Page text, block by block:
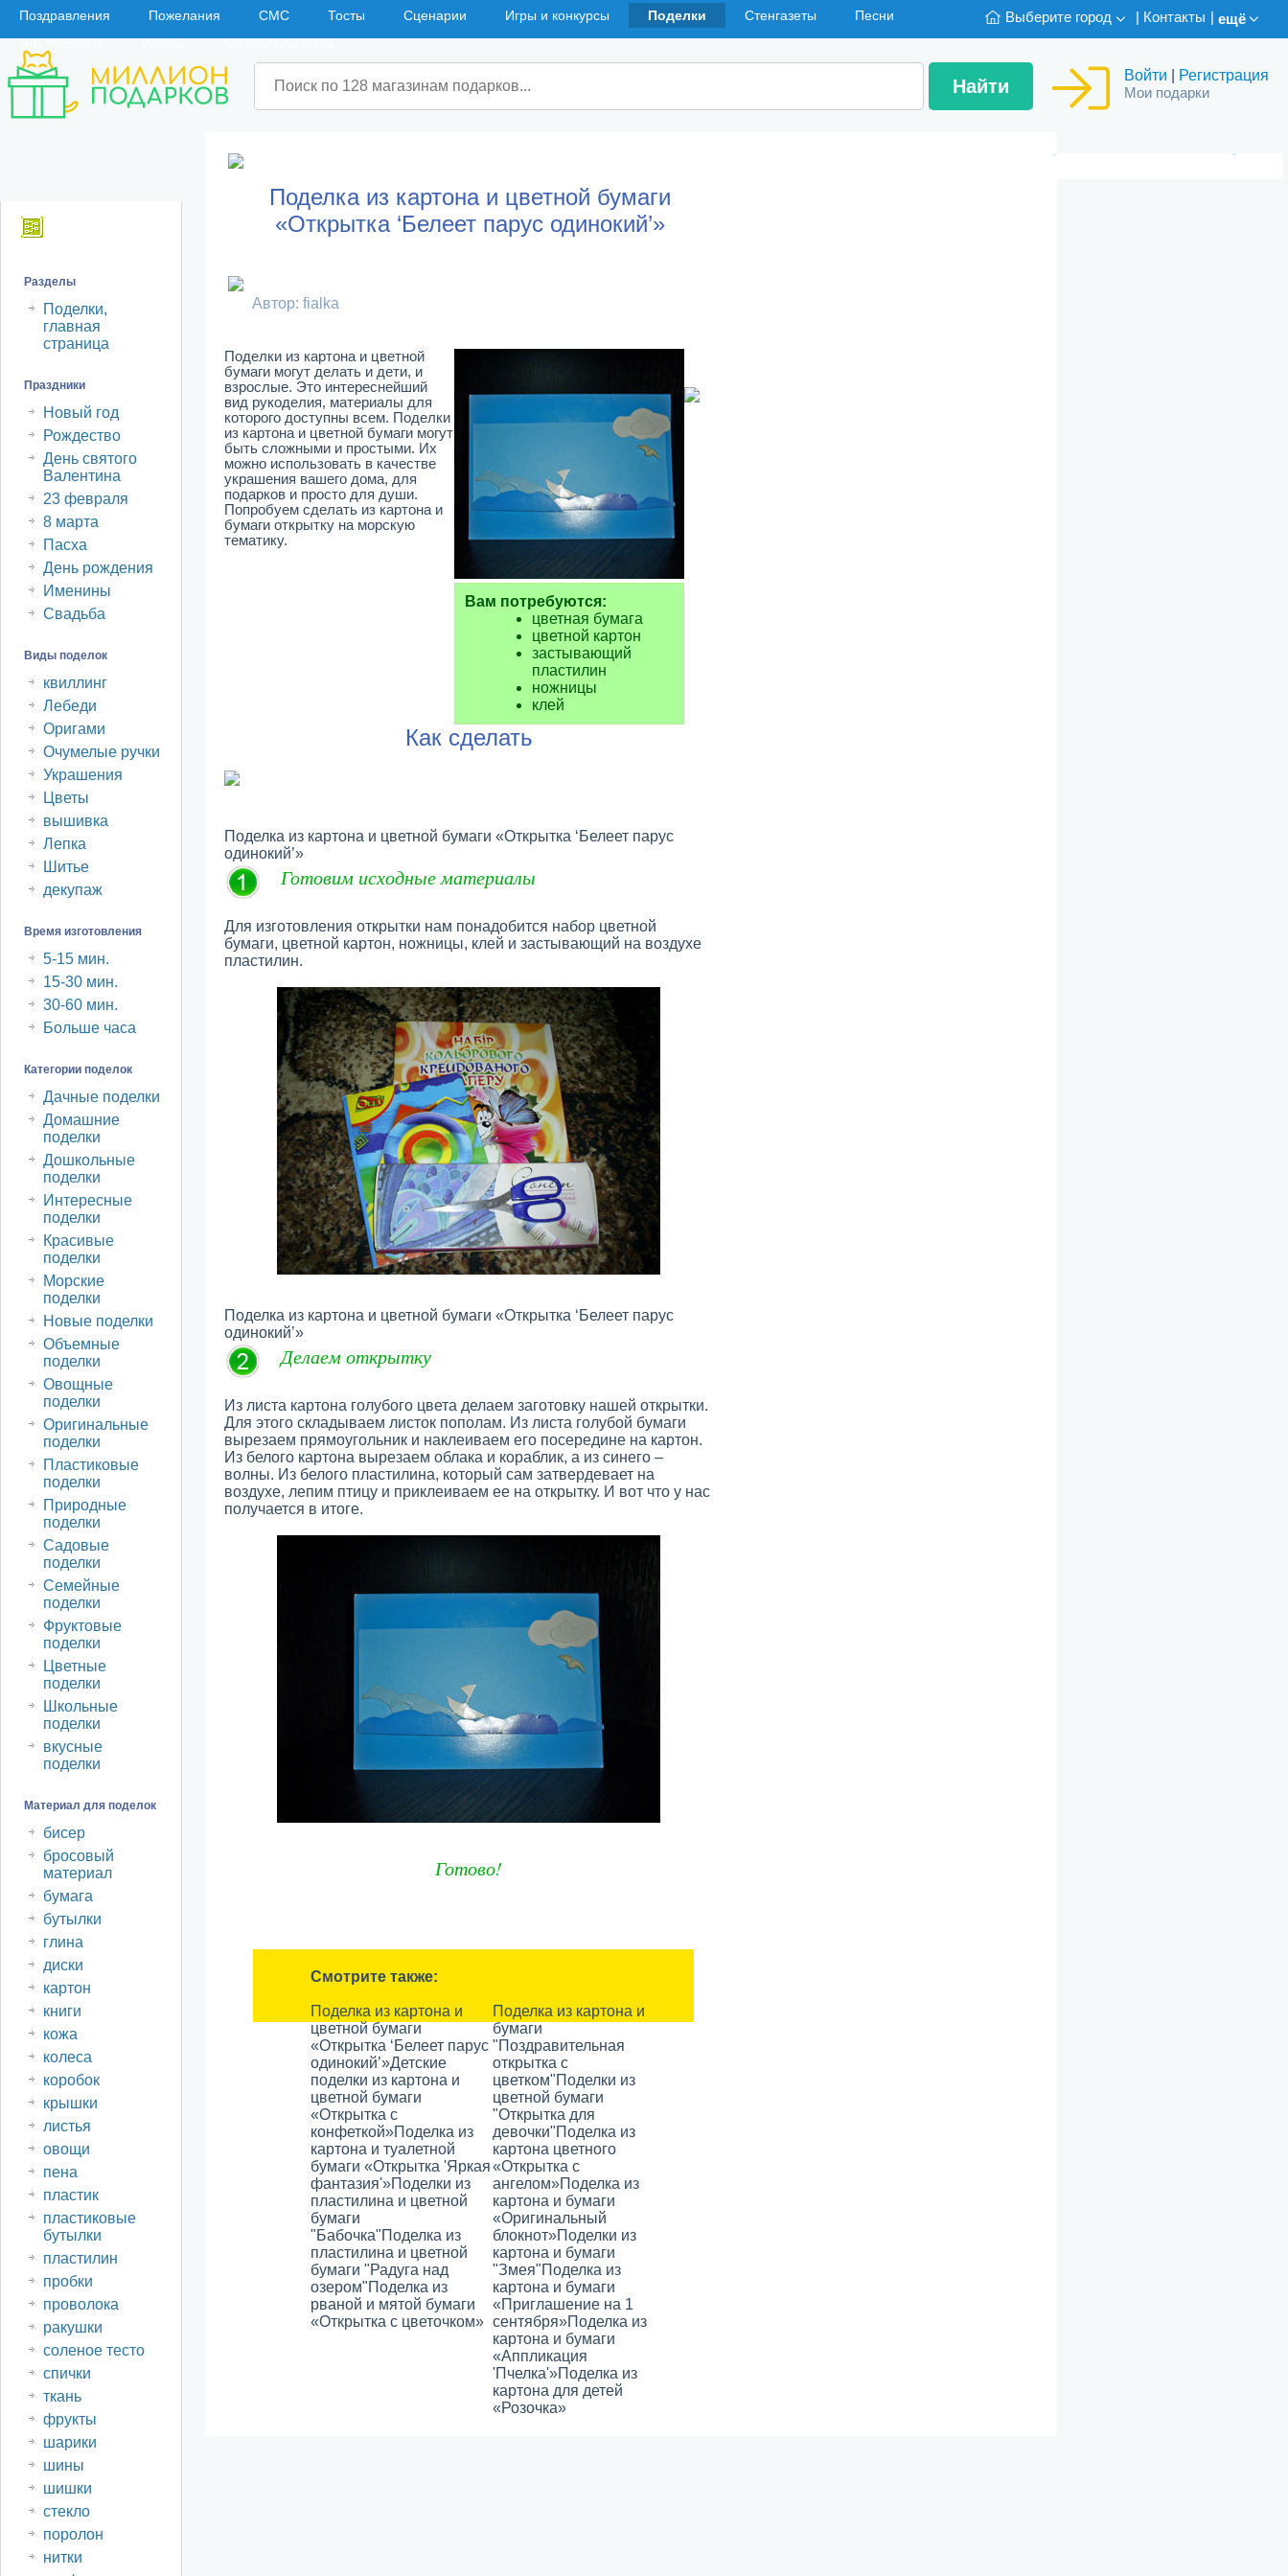
Поздравления Пожелания СМС Тосты Сценарии Игры и конкурсы Поделки Стенгазеты
Песни
Что подарить
Имена Каталог подарков
Выберите город Контакты ещё
Войти Регистрация
Мои подарки
Разделы
Поделки,
главная
страница
Праздники
Новый год
Рождество
День святого
Валентина
23 февраля
8 марта
Пасха
День рождения
Именины
Свадьба
Виды поделок
квиллинг
Лебеди
Оригами
Очумелые ручки
Украшения
Цветы
вышивка
Лепка
Шитье
декупаж
Время изготовления
5-15 мин.
15-30 мин.
30-60 мин.
Больше часа
Категории поделок
Дачные поделки
Домашние
поделки
Дошкольные
поделки
Интересные
поделки
Красивые
поделки
Морские
поделки
Новые поделки
Объемные
поделки
Овощные
поделки
Оригинальные
поделки
Пластиковые
поделки
Природные
поделки
Садовые
поделки
Семейные
поделки
Фруктовые
поделки
Цветные
поделки
Школьные
поделки
вкусные
поделки
Материал для поделок
бисер
бросовый
материал
бумага
бутылки
глина
диски
картон
книги
кожа
колеса
коробок
крышки
листья
овощи
пена
пластик
пластиковые
бутылки
пластилин
пробки
проволока
ракушки
соленое тесто
спички
ткань
фрукты
шарики
шины
шишки
стекло
поролон
нитки
Поделка из картона и цветной бумаги
«Открытка ‘Белеет парус одинокий’»
Автор: fialka
Поделки из картона и цветной
бумаги могут делать и дети, и
взрослые. Это интереснейший
вид рукоделия, материалы для
которого доступны всем. Поделки
из картона и цветной бумаги могут
быть сложными и простыми. Их
можно использовать в качестве
украшения вашего дома, для
подарков и просто для души.
Попробуем сделать из картона и
бумаги открытку на морскую
тематику.
Вам потребуются:
цветная бумага
цветной картон
застывающий
пластилин
ножницы
клей
Как сделать
Поделка из картона и цветной бумаги «Открытка ‘Белеет парус
одинокий’»
Готовим исходные материалы
Для изготовления открытки нам понадобится набор цветной
бумаги, цветной картон, ножницы, клей и застывающий на воздухе
пластилин.
Поделка из картона и цветной бумаги «Открытка ‘Белеет парус
одинокий’»
Делаем открытку
Из листа картона голубого цвета делаем заготовку нашей открытки.
Для этого складываем листок пополам. Из листа голубой бумаги
вырезаем прямоугольник и наклеиваем его посередине на картон.
Из белого картона вырезаем облака и кораблик, а из синего –
волны. Из белого пластилина, который сам затвердевает на
воздухе, лепим птицу и приклеиваем ее на открытку. И вот что у нас
получается в итоге.
Готово!
Смотрите также:
Поделка из картона и
цветной бумаги
«Открытка ‘Белеет парус
одинокий’»Детские
поделки из картона и
цветной бумаги
«Открытка с
конфеткой»Поделка из
картона и туалетной
бумаги «Открытка 'Яркая
фантазия'»Поделки из
пластилина и цветной
бумаги
"Бабочка"Поделка из
пластилина и цветной
бумаги "Радуга над
озером"Поделка из
рваной и мятой бумаги
«Открытка с цветочком»
Поделка из картона и
бумаги
"Поздравительная
открытка с
цветком"Поделки из
цветной бумаги
"Открытка для
девочки"Поделка из
картона цветного
«Открытка с
ангелом»Поделка из
картона и бумаги
«Оригинальный
блокнот»Поделки из
картона и бумаги
"Змея"Поделка из
картона и бумаги
«Приглашение на 1
сентября»Поделка из
картона и бумаги
«Аппликация
'Пчелка'»Поделка из
картона для детей
«Розочка»